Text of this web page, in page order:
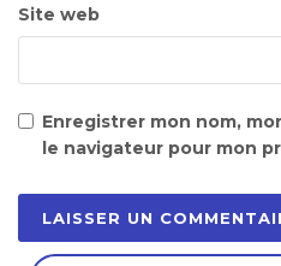
Site web
Enregistrer mon nom,
le navigateur pour mon